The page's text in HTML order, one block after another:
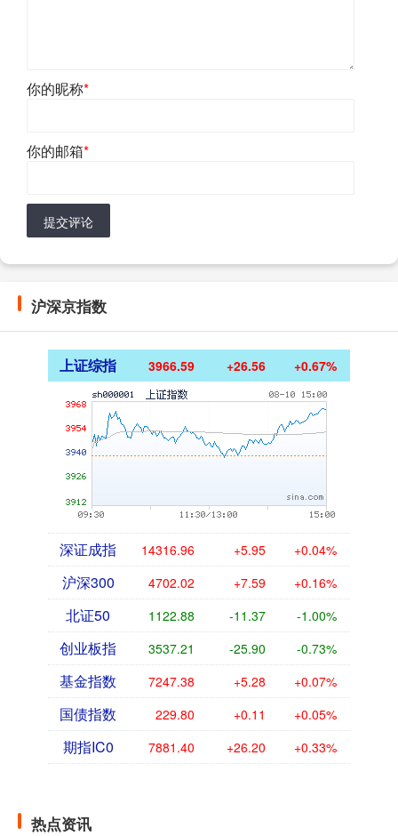
你的昵称*
你的邮箱*
提交评论
沪深京指数
上证综指 3966.59 +26.56 +0.67%
深证成指 14316.96 +5.95 +0.04%
沪深300 4702.02 +7.59 +0.16%
北证50 1122.88 -11.37 -1.00%
创业板指 3537.21 -25.90 -0.73%
基金指数 7247.38 +5.28 +0.07%
国债指数 229.80 +0.11 +0.05%
期指IC0 7881.40 +26.20 +0.33%
热点资讯